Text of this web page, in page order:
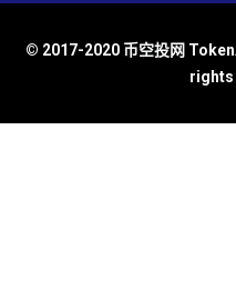
© 2017-2020 币空投网
rights